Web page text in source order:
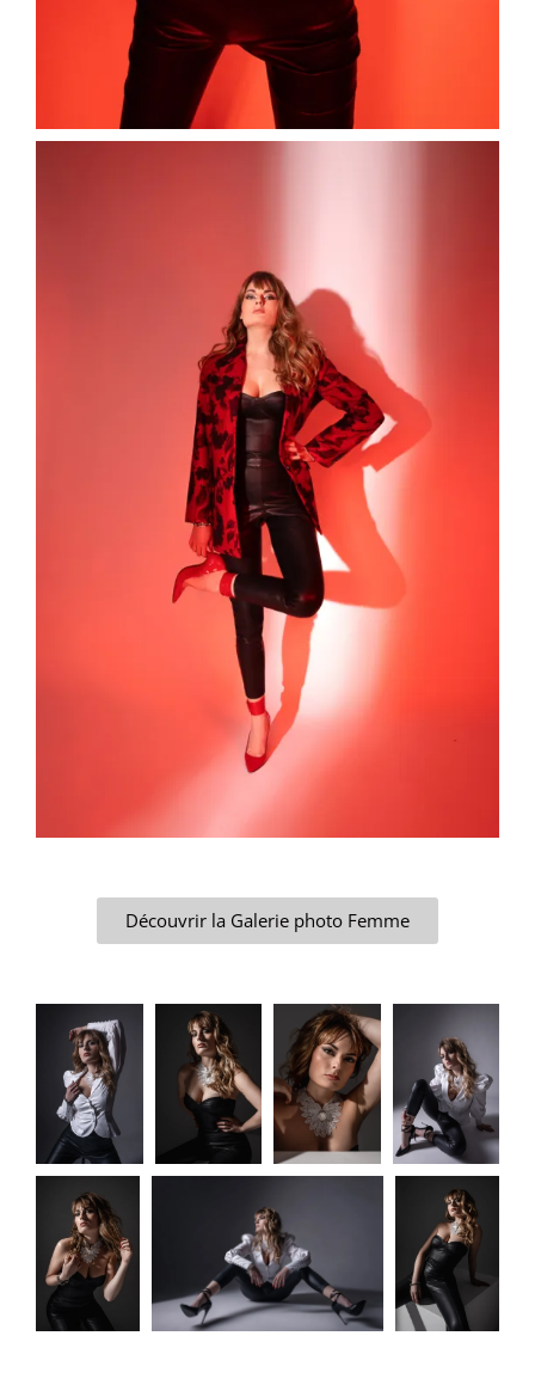
Découvrir la Galerie photo Femme